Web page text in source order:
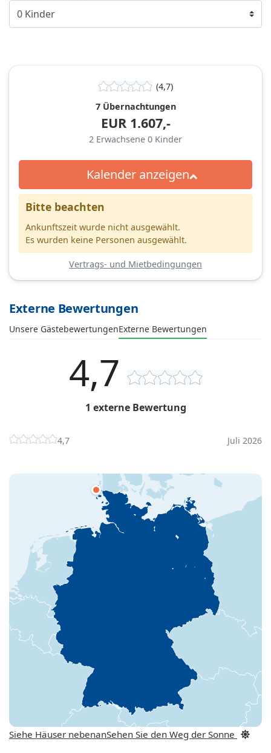
(4,7)
7 Übernachtungen
EUR 1.607,-
2 Erwachsene 0 Kinder
Kalender anzeigen
Bitte beachten
Ankunftszeit wurde nicht ausgewählt.
Es wurden keine Personen ausgewählt.
Vertrags- und Mietbedingungen
Externe Bewertungen
Unsere GästebewertungenExterne Bewertungen
4,7
1 externe Bewertung
4,7 Juli 2026
Siehe Häuser nebenanSehen Sie den Weg der Sonne